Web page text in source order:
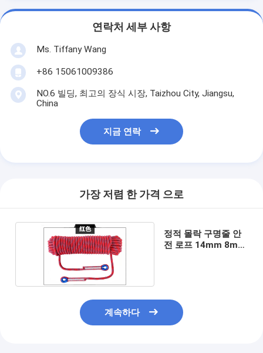
연락처 세부 사항
Ms. Tiffany Wang
+86 15061009386
NO.6 빌딩, 최고의 장식 시장, Taizhou City, Jiangsu,
China
지금 연락
가장 저렴 한 가격 으로
정적 몰락 구명줄 안
전 로프 14mm 8mm
계속하다